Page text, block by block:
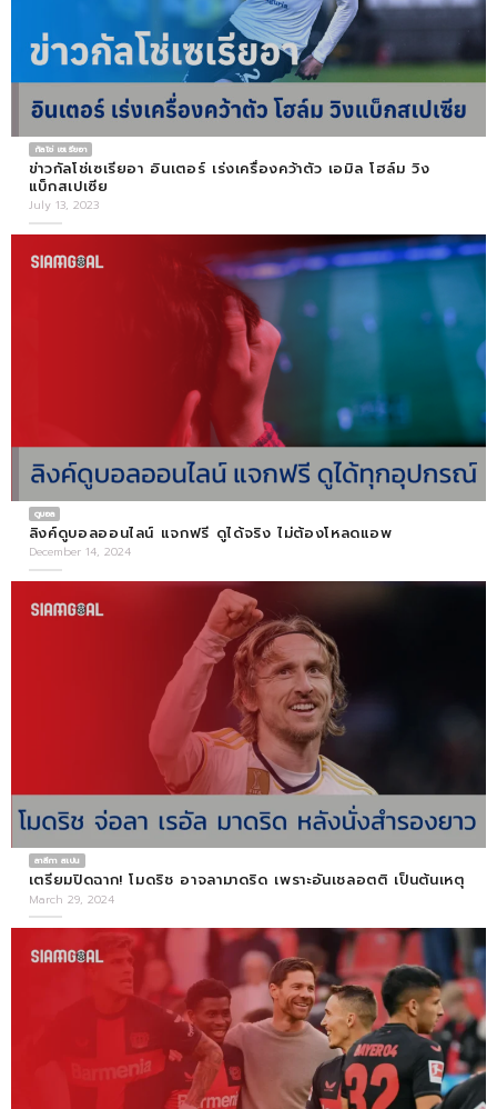
กัลโช่ เซเรียอา
ข่าวกัลโช่เซเรียอา อินเตอร์ เร่งเครื่องคว้าตัว เอมิล โฮล์ม วิง
แบ็กสเปเซีย
July 13, 2023
ดูบอล
ลิงค์ดูบอลออนไลน์ แจกฟรี ดูได้จริง ไม่ต้องโหลดแอพ
December 14, 2024
ลาลีกา สเปน
เตรียมปิดฉาก! โมดริช อาจลามาดริด เพราะอันเชลอตติ เป็นต้นเหตุ
March 29, 2024